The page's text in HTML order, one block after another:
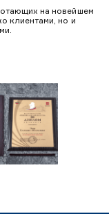
на новейшем
клиентами, но и